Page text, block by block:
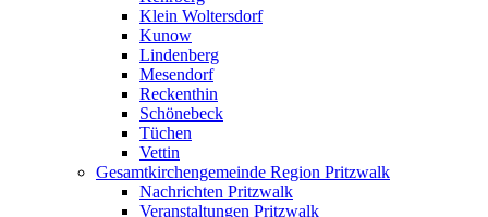
Klein Woltersdorf
Kunow
Lindenberg
Mesendorf
Reckenthin
Schönebeck
Tüchen
Vettin
Gesamtkirchengemeinde Region Pritzwalk
Nachrichten Pritzwalk
Veranstaltungen Pritzwalk